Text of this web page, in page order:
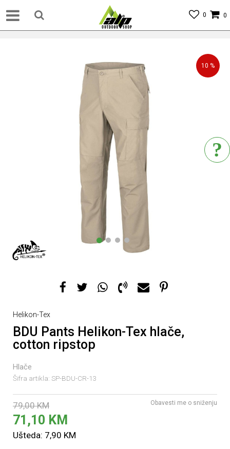
0
0
1 2 3 4
10 %
Helikon-Tex
BDU Pants Helikon-Tex hlače,
cotton ripstop
Hlače
Šifra artikla: SP-BDU-CR-13
79,00 KM
71,10 KM
Ušteda: 7,90 KM
Obavesti me o sniženju